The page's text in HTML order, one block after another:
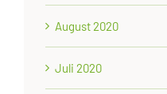
August 2020
Juli 2020